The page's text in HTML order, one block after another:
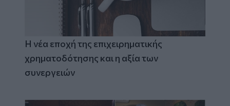
Η νέα εποχή της επιχειρηματικής
χρηματοδότησης και η αξία των
συνεργειών